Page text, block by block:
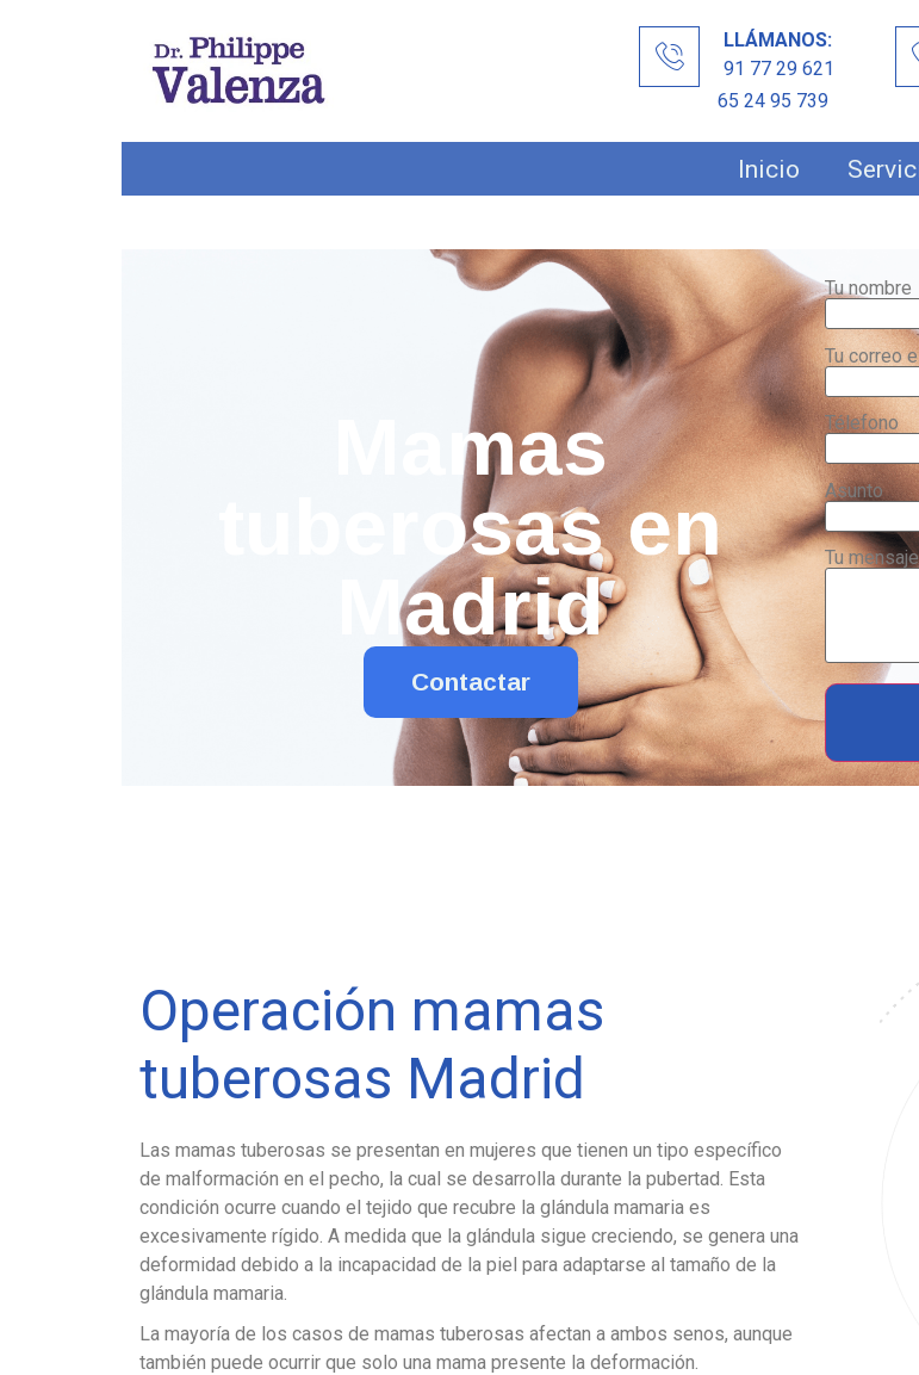
LLÁMANOS:
91 77 29 621
65 24 95 739
Inicio
Mamas
tuberosas en
Madrid
Contactar
Tu nombre
Tu correo
Télefono
Asunto
Tu
Operación mamas
tuberosas Madrid
Las mamas tuberosas se presentan en mujeres que tienen un tipo específico
de malformación en el pecho, la cual se desarrolla durante la pubertad. Esta
condición ocurre cuando el tejido que recubre la glándula mamaria es
excesivamente rígido. A medida que la glándula sigue creciendo, se genera una
deformidad debido a la incapacidad de la piel para adaptarse al tamaño de la
glándula mamaria.
La mayoría de los casos de mamas tuberosas afectan a ambos senos, aunque
también puede ocurrir que solo una mama presente la deformación.